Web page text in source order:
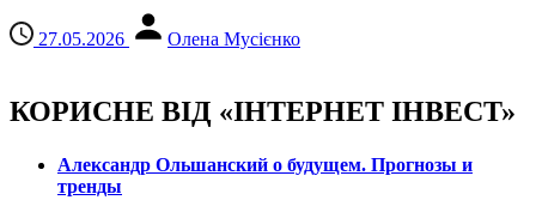
27.05.2026 Олена Мусієнко
КОРИСНЕ ВІД «ІНТЕРНЕТ ІНВЕСТ»
Александр Ольшанский о будущем. Прогнозы и
тренды